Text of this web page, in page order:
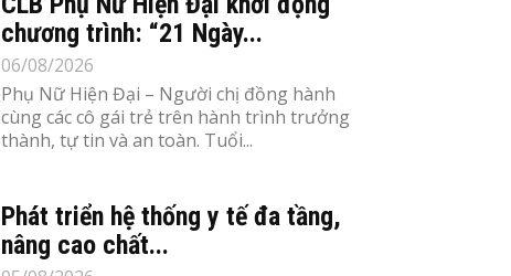
chương trình: “21 Ngày...
06/08/2026
Phụ Nữ Hiện Đại – Người chị đồng hành
cùng các cô gái trẻ trên hành trình trưởng
thành, tự tin và an toàn. Tuổi...
Phát triển hệ thống y tế đa tầng,
nâng cao chất...